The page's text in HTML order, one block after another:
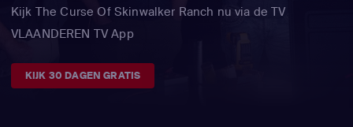
Kijk The Curse Of Skinwalker Ranch nu via de TV
VLAANDEREN TV App
KIJK 30 DAGEN GRATIS